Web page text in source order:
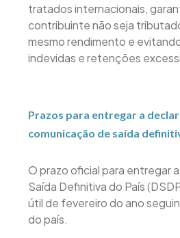
tratados internacionais,
contribuinte não seja
mesmo rendimento e
indevidas e retenções
Prazos para entregar a
comunicação de saída
O prazo oficial para entregar
Saída Definitiva do País
útil de fevereiro do ano
do país.